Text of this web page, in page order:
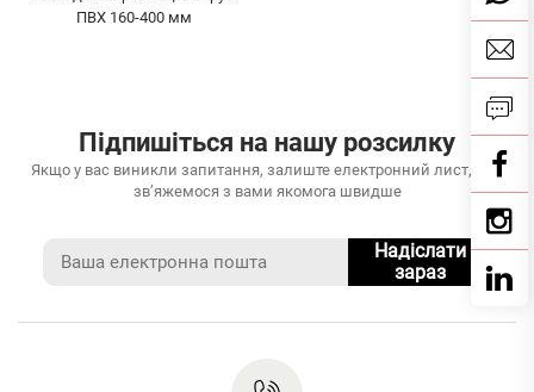
ПВХ 160-400 мм
Підпишіться на нашу розсилку
Якщо у вас виникли запитання, залиште електронний лист, і ми
зв’яжемося з вами якомога швидше
Надіслати
зараз